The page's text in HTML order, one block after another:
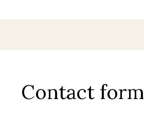
Contact form